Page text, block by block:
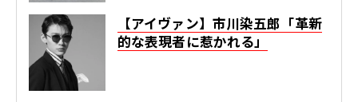
【アイヴァン】市川染五郎「革新
的な表現者に惹かれる」